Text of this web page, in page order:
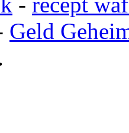
Geld